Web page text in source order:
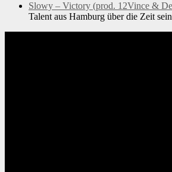
Slowy – Victory (prod. 12Vince &
Talent aus Hamburg über die Zeit